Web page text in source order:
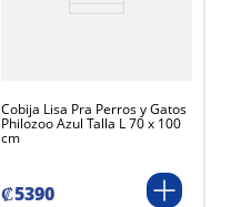
Cobija Lisa Pra Perros y Gatos
Philozoo Azul Talla L 70 x 100
cm
₡5390